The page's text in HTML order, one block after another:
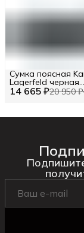
14 665 ₽20 950 ₽
Сумка поясная
Lagerfeld черная
текстильная с